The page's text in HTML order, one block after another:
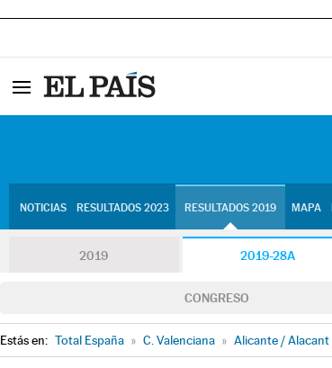
NOTICIAS RESULTADOS 2023 RESULTADOS 2019 MAPA
2019 2019-28A
CONGRESO
Estás en: Total España » C. Valenciana » Alicante / Alacant